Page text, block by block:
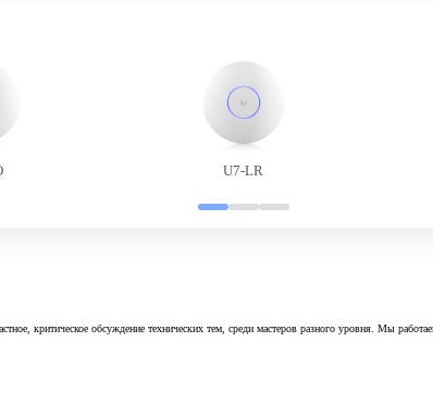
U7-LR
критическое обсуждение технических тем, среди мастеров разного уровня. Мы